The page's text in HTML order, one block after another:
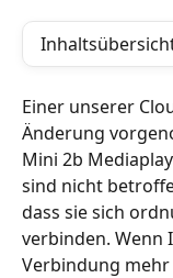
Einer unserer
Änderung
Mini 2b
sind nicht
dass sie sich
verbinden. Wenn
Verbindung